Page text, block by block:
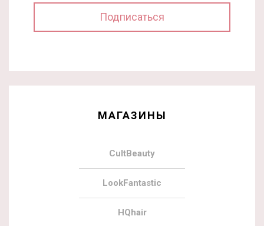
МАГАЗИНЫ
CultBeauty
LookFantastic
HQhair